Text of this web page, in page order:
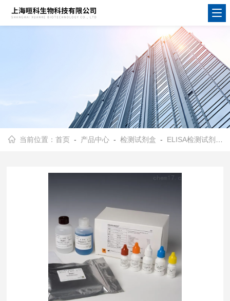
当前位置：首页 - 产品中心 -检测试剂盒 - ELISA检测试剂盒